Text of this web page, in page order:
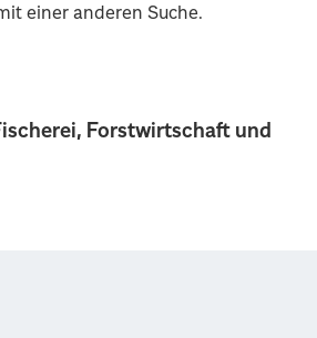
Forstwirtschaft und
einer anderen Suche.